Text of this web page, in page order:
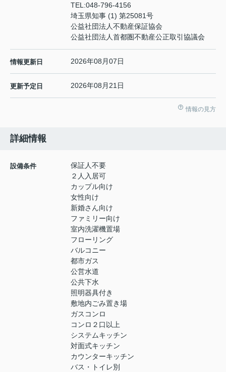
TEL:048-796-4156
埼玉県知事 (1) 第25081号
公益社団法人不動産保証協会
公益社団法人首都圏不動産公正取引協議会
情報更新日 2026年08月07日
更新予定日 2026年08月21日
情報の見方
詳細情報
設備条件
保証人不要
２人入居可
カップル向け
女性向け
新婚さん向け
ファミリー向け
室内洗濯機置場
フローリング
バルコニー
都市ガス
公営水道
公共下水
照明器具付き
敷地内ごみ置き場
ガスコンロ
コンロ２口以上
システムキッチン
対面式キッチン
カウンターキッチン
バス・トイレ別